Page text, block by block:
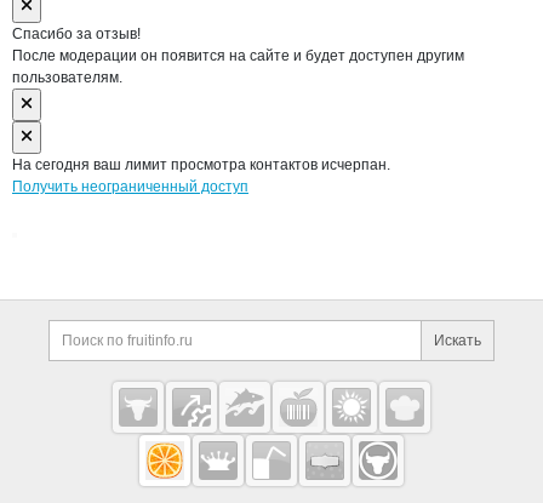
Спасибо за отзыв!
После модерации он появится на сайте и будет доступен другим
пользователям.
На сегодня ваш лимит просмотра контактов исчерпан.
Получить неограниченный доступ
Дополнительная информация
Поиск по сайту и
Искать
Cсылки на полезные проекты
Fruitinfo.ru